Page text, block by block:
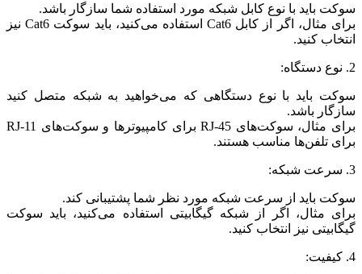
سوکت باید با نوع کابل شبکه مورد استفاده شما سازگار باشد.
برای مثال، اگر از کابل Cat6 استفاده می‌کنید، باید سوکت Cat6 نیز
انتخاب کنید.
2. نوع دستگاه:
سوکت باید با نوع دستگاهی که می‌خواهید به شبکه متصل کنید
سازگار باشد.
برای مثال، سوکت‌های RJ-45 برای کامپیوترها و سوکت‌های RJ-11
برای تلفن‌ها مناسب هستند.
3. سرعت شبکه:
سوکت باید از سرعت شبکه مورد نظر شما پشتیبانی کند.
برای مثال، اگر از شبکه گیگابیتی استفاده می‌کنید، باید سوکت
گیگابیتی نیز انتخاب کنید.
4. کیفیت: